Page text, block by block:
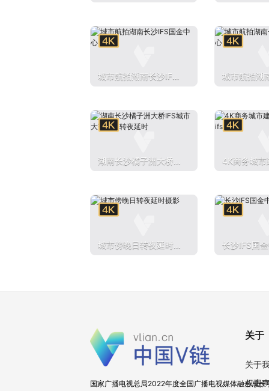
城市航拍湖南长沙IFS
城市航拍湖
湖南长沙橘子洲大桥IF
4K商务城市
城市傍晚日转夜延时摄
长沙IFS国
国家广播电视总局2022年度全国广播电视媒体融合成长
关于
关于
权责